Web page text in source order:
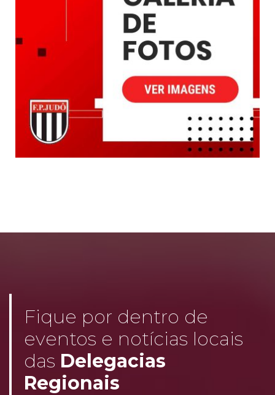
Fique por dentro de
eventos e notícias locais
das Delegacias
Regionais